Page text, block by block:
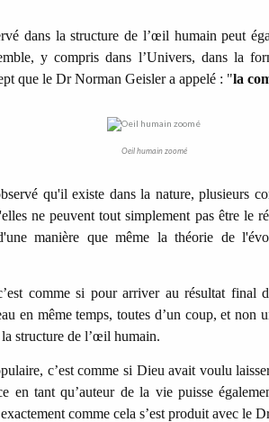
dans la structure de l’œil humain peut
y compris dans l’Univers, dans la
que le Dr Norman Geisler a appelé : "la
Oeil humain zoomé
qu'il existe dans la nature, plusieurs
ne peuvent tout simplement pas être le
manière que même la théorie de
comme si pour arriver au résultat final
en même temps, toutes d’un coup, et non
structure de l’œil humain.
c’est comme si Dieu avait voulu
en tant qu’auteur de la vie puisse
comme cela s’est produit avec le